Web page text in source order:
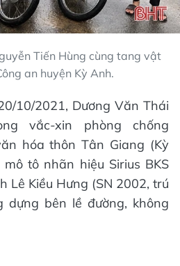
Tiến Hùng cùng tang vật
an huyện Kỳ Anh.
10/2021, Dương Văn Thái
vắc-xin phòng chống
hóa thôn Tân Giang (Kỳ
tô nhãn hiệu Sirius BKS
Lê Kiều Hưng (SN 2002, trú
dựng bên lề đường, không